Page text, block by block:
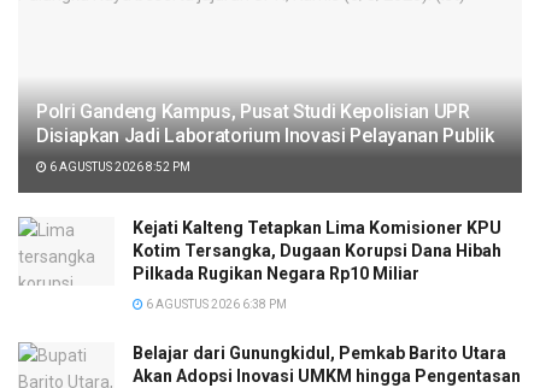
Polri Gandeng Kampus, Pusat Studi Kepolisian UPR
Disiapkan Jadi Laboratorium Inovasi Pelayanan Publik
6 AGUSTUS 2026 8:52 PM
Kejati Kalteng Tetapkan Lima Komisioner KPU
Kotim Tersangka, Dugaan Korupsi Dana Hibah
Pilkada Rugikan Negara Rp10 Miliar
6 AGUSTUS 2026 6:38 PM
Belajar dari Gunungkidul, Pemkab Barito Utara
Akan Adopsi Inovasi UMKM hingga Pengentasan